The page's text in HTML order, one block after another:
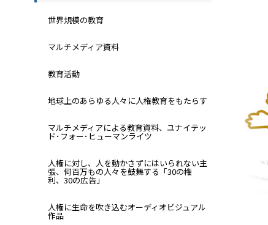
世界規模の教育
マルチメディア資料
教育活動
地球上のあらゆる人々に人権教育をもたらす
マルチメディアによる教育資料、ユナイテッ
ド･フォー･ヒューマンライツ
人権に対し、人を動かさずにはいられない主
張、何百万もの人々を鼓舞する「30の権
利、30の広告」
人権に生命を吹き込むオーディオビジュアル
作品